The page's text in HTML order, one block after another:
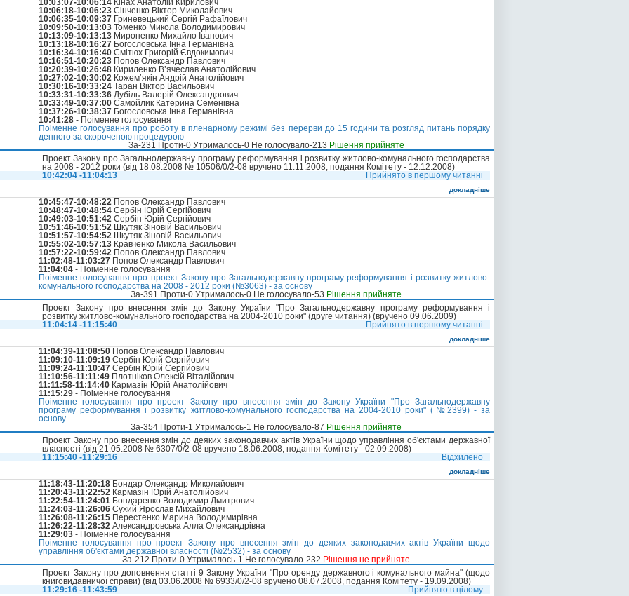
10:03:07-10:06:14 Кінах Анатолій Кирилович
10:06:18-10:06:23 Сінченко Віктор Миколайович
10:06:35-10:09:37 Гриневецький Сергій Рафаїлович
10:09:50-10:13:03 Томенко Микола Володимирович
10:13:09-10:13:13 Мироненко Михайло Іванович
10:13:18-10:16:27 Богословська Інна Германівна
10:16:34-10:16:40 Смітюх Григорій Євдокимович
10:16:51-10:20:23 Попов Олександр Павлович
10:20:39-10:26:48 Кириленко В’ячеслав Анатолійович
10:27:02-10:30:02 Кожем’якін Андрій Анатолійович
10:30:16-10:33:24 Таран Віктор Васильович
10:33:31-10:33:36 Дубіль Валерій Олександрович
10:33:49-10:37:00 Самойлик Катерина Семенівна
10:37:26-10:38:37 Богословська Інна Германівна
10:41:28 - Поіменне голосування
Поіменне голосування про роботу в пленарному режимі без перерви до 15 години та розгляд питань порядку
денного за скороченою процедурою
За-231 Проти-0 Утрималось-0 Не голосувало-213 Рішення прийняте
Проект Закону про Загальнодержавну програму реформування і розвитку житлово-комунального господарства
на 2008 - 2012 роки (вiд 18.08.2008 № 10506/0/2-08 вручено 11.11.2008, подання Комітету - 12.12.2008)
10:42:04 -11:04:13
Прийнято в першому читанні
докладніше
10:45:47-10:48:22 Попов Олександр Павлович
10:48:47-10:48:54 Сербін Юрій Сергійович
10:49:03-10:51:42 Сербін Юрій Сергійович
10:51:46-10:51:52 Шкутяк Зіновій Васильович
10:51:57-10:54:52 Шкутяк Зіновій Васильович
10:55:02-10:57:13 Кравченко Микола Васильович
10:57:22-10:59:42 Попов Олександр Павлович
11:02:48-11:03:27 Попов Олександр Павлович
11:04:04 - Поіменне голосування
Поіменне голосування про проект Закону про Загальнодержавну програму реформування і розвитку житлово-
комунального господарства на 2008 - 2012 роки (№3063) - за основу
За-391 Проти-0 Утрималось-0 Не голосувало-53 Рішення прийняте
Проект Закону про внесення змін до Закону України "Про Загальнодержавну програму реформування і
розвитку житлово-комунального господарства на 2004-2010 роки" (друге читання) (вручено 09.06.2009)
11:04:14 -11:15:40
Прийнято в першому читанні
докладніше
11:04:39-11:08:50 Попов Олександр Павлович
11:09:10-11:09:19 Сербін Юрій Сергійович
11:09:24-11:10:47 Сербін Юрій Сергійович
11:10:56-11:11:49 Плотніков Олексій Віталійович
11:11:58-11:14:40 Кармазін Юрій Анатолійович
11:15:29 - Поіменне голосування
Поіменне голосування про проект Закону про внесення змін до Закону України "Про Загальнодержавну
програму реформування і розвитку житлово-комунального господарства на 2004-2010 роки" (№2399) - за
основу
За-354 Проти-1 Утрималось-1 Не голосувало-87 Рішення прийняте
Проект Закону про внесення змін до деяких законодавчих актів України щодо управління об'єктами державної
власності (вiд 21.05.2008 № 6307/0/2-08 вручено 18.06.2008, подання Комітету - 02.09.2008)
11:15:40 -11:29:16
Відхилено
докладніше
11:18:43-11:20:18 Бондар Олександр Миколайович
11:20:43-11:22:52 Кармазін Юрій Анатолійович
11:22:54-11:24:01 Бондаренко Володимир Дмитрович
11:24:03-11:26:06 Сухий Ярослав Михайлович
11:26:08-11:26:15 Перестенко Марина Володимирівна
11:26:22-11:28:32 Александровська Алла Олександрівна
11:29:03 - Поіменне голосування
Поіменне голосування про проект Закону про внесення змін до деяких законодавчих актів України щодо
управління об'єктами державної власності (№2532) - за основу
За-212 Проти-0 Утрималось-1 Не голосувало-232 Рішення не прийняте
Проект Закону про доповнення статті 9 Закону України "Про оренду державного і комунального майна" (щодо
книговидавничої справи) (вiд 03.06.2008 № 6933/0/2-08 вручено 08.07.2008, подання Комітету - 19.09.2008)
11:29:16 -11:43:59
Прийнято в цілому